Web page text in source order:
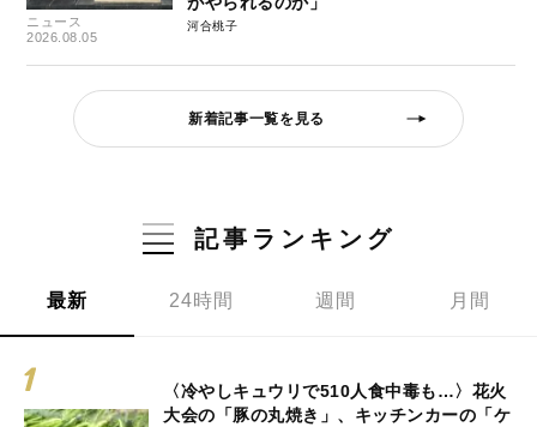
ニュース
2026.08.05
河合桃子
新着記事一覧を見る
記事ランキング
最新 24時間 週間 月間
〈冷やしキュウリで510人食中毒も…〉花火
大会の「豚の丸焼き」、キッチンカーの「ケ